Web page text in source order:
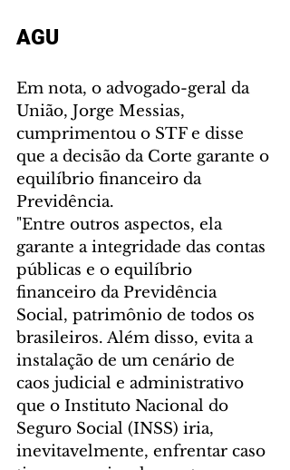
AGU
Em nota, o advogado-geral da
União, Jorge Messias,
cumprimentou o STF e disse
que a decisão da Corte garante o
equilíbrio financeiro da
Previdência.
"Entre outros aspectos, ela
garante a integridade das contas
públicas e o equilíbrio
financeiro da Previdência
Social, patrimônio de todos os
brasileiros. Além disso, evita a
instalação de um cenário de
caos judicial e administrativo
que o Instituto Nacional do
Seguro Social (INSS) iria,
inevitavelmente, enfrentar caso